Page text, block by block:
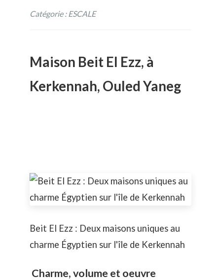
Catégorie : ESCALE
Maison Beit El Ezz, à
Kerkennah, Ouled Yaneg
Beit El Ezz : Deux maisons uniques au
charme Égyptien sur l'île de Kerkennah
Charme, volume et oeuvre